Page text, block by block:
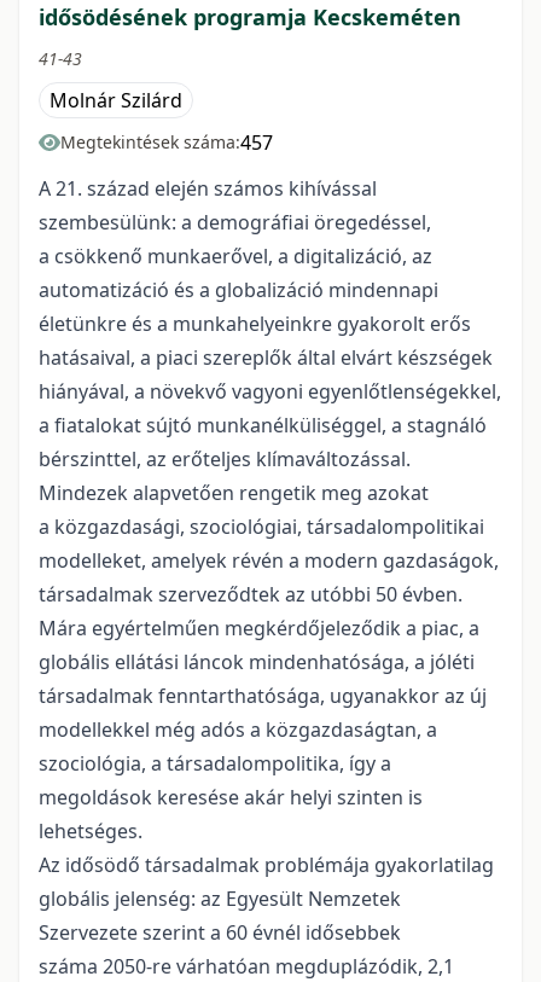
idősödésének programja Kecskeméten
41-43
Molnár Szilárd
Megtekintések száma:457
A 21. század elején számos kihívással
szembesülünk: a demográfiai öregedéssel,
a csökkenő munkaerővel, a digitalizáció, az
automatizáció és a globalizáció mindennapi
életünkre és a munkahelyeinkre gyakorolt erős
hatásaival, a piaci szereplők által elvárt készségek
hiányával, a növekvő vagyoni egyenlőtlenségekkel,
a fiatalokat sújtó munkanélküliséggel, a stagnáló
bérszinttel, az erőteljes klímaváltozással.
Mindezek alapvetően rengetik meg azokat
a közgazdasági, szociológiai, társadalompolitikai
modelleket, amelyek révén a modern gazdaságok,
társadalmak szerveződtek az utóbbi 50 évben.
Mára egyértelműen megkérdőjeleződik a piac, a
globális ellátási láncok mindenhatósága, a jóléti
társadalmak fenntarthatósága, ugyanakkor az új
modellekkel még adós a közgazdaságtan, a
szociológia, a társadalompolitika, így a
megoldások keresése akár helyi szinten is
lehetséges.
Az idősödő társadalmak problémája gyakorlatilag
globális jelenség: az Egyesült Nemzetek
Szervezete szerint a 60 évnél idősebbek
száma 2050-re várhatóan megduplázódik, 2,1